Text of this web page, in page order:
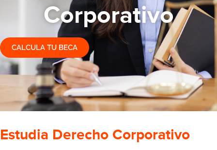
Corporativo
CALCULA TU BECA
Estudia Derecho Corporativo